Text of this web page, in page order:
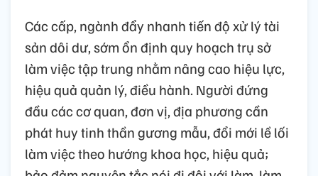
Các cấp, ngành đẩy nhanh tiến độ xử lý tài
sản dôi dư, sớm ổn định quy hoạch trụ sở
làm việc tập trung nhằm nâng cao hiệu lực,
hiệu quả quản lý, điều hành. Người đứng
đầu các cơ quan, đơn vị, địa phương cần
phát huy tinh thần gương mẫu, đổi mới lề lối
làm việc theo hướng khoa học, hiệu quả;